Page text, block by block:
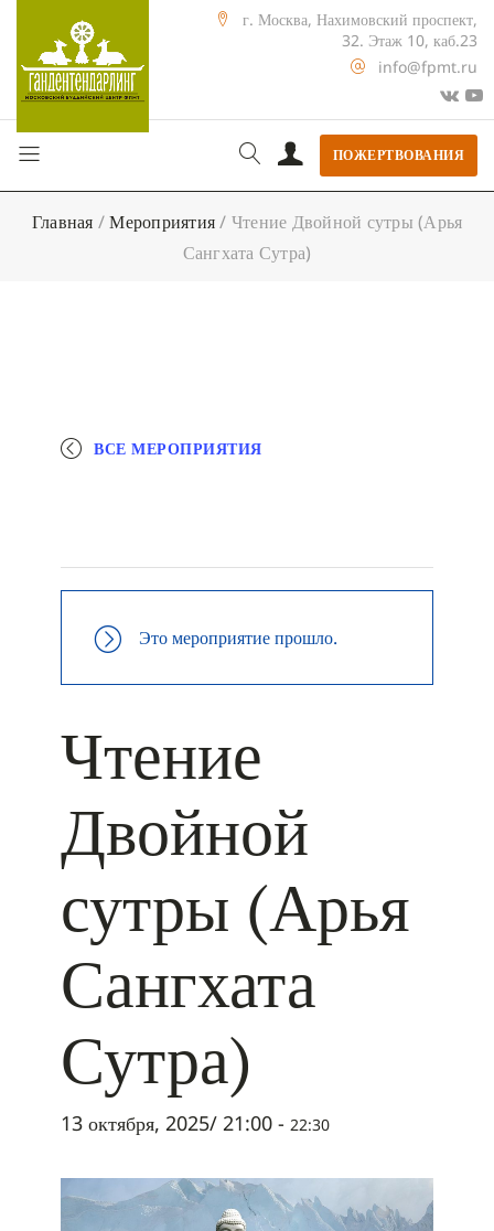
г. Москва, Нахимовский проспект,
32. Этаж 10, каб.23
info@fpmt.ru
ПОЖЕРТВОВАНИЯ
Главная /Мероприятия/ Чтение Двойной сутры (Арья
Сангхата Сутра)
ВСЕ МЕРОПРИЯТИЯ
Это мероприятие прошло.
Чтение
Двойной
сутры (Арья
Сангхата
Сутра)
13 октября, 2025/ 21:00 - 22:30